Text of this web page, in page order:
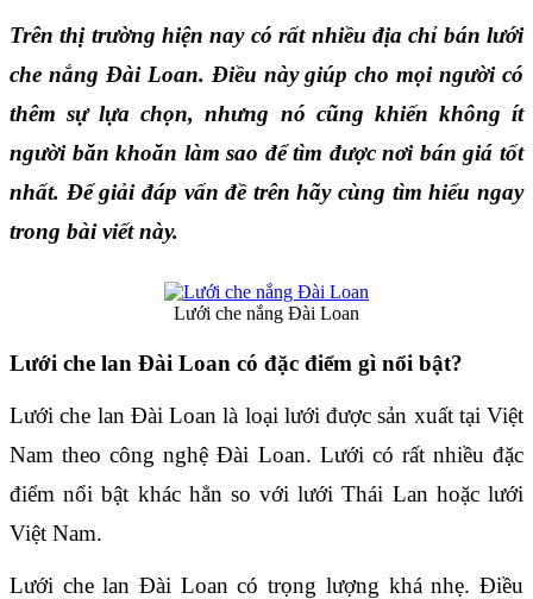
Trên thị trường hiện nay có rất nhiều địa chỉ bán lưới
che nắng Đài Loan. Điều này giúp cho mọi người có
thêm sự lựa chọn, nhưng nó cũng khiến không ít
người băn khoăn làm sao để tìm được nơi bán giá tốt
nhất. Để giải đáp vấn đề trên hãy cùng tìm hiểu ngay
trong bài viết này.
Lưới che nắng Đài Loan
Lưới che lan Đài Loan có đặc điểm gì nổi bật?
Lưới che lan Đài Loan là loại lưới được sản xuất tại Việt
Nam theo công nghệ Đài Loan. Lưới có rất nhiều đặc
điểm nổi bật khác hẳn so với lưới Thái Lan hoặc lưới
Việt Nam.
Lưới che lan Đài Loan có trọng lượng khá nhẹ. Điều